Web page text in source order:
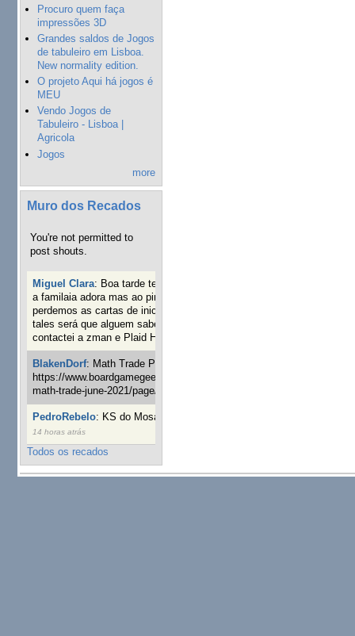
Procuro quem faça
impressões 3D
Grandes saldos de Jogos
de tabuleiro em Lisboa.
New normality edition.
O projeto Aqui há jogos é
MEU
Vendo Jogos de
Tabuleiro - Lisboa |
Agricola
Jogos
more
Muro dos Recados
You're not permitted to
post shouts.
Miguel Clara: Boa tarde tenho jogo Mice and mistics que
a familaia adora mas ao pintarmos as miniaturas
perdemos as cartas de iniciaticva da expanção downood
tales será que alguem sabe onde adquirir as cartas já
contactei a zman e Plaid Hat e nada
BlakenDorf: Math Trade Portuguesa a decorrer. Aqui:
https://www.boardgamegeek.com/geeklist/286035/portugal-
math-trade-june-2021/page/1
PedroRebelo: KS do Mosaic em 10 minutos :)
14 horas atrás
Todos os recados